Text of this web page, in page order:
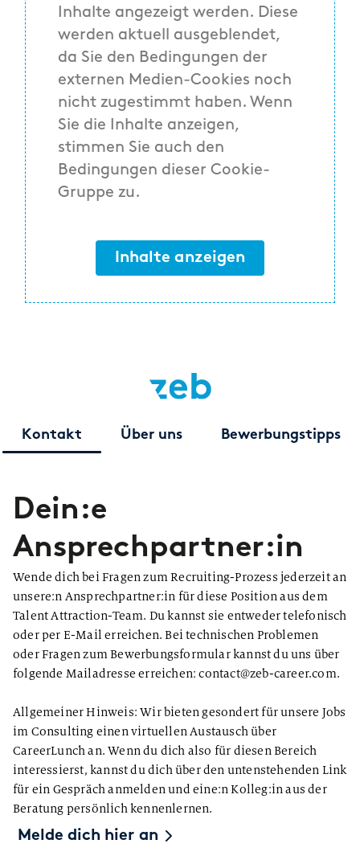
Inhalte angezeigt werden. Diese
werden aktuell ausgeblendet,
da Sie den Bedingungen der
externen Medien-Cookies noch
nicht zugestimmt haben. Wenn
Sie die Inhalte anzeigen,
stimmen Sie auch den
Bedingungen dieser Cookie-
Gruppe zu.
Inhalte anzeigen
Kontakt Über uns Bewerbungstipps
Dein:e
Ansprechpartner:in
Wende dich bei Fragen zum Recruiting-Prozess jederzeit an
unsere:n Ansprechpartner:in für diese Position aus dem
Talent Attraction-Team. Du kannst sie entweder telefonisch
oder per E-Mail erreichen. Bei technischen Problemen
oder Fragen zum Bewerbungsformular kannst du uns über
folgende Mailadresse erreichen: contact@zeb-career.com.
Allgemeiner Hinweis: Wir bieten gesondert für unsere Jobs
im Consulting einen virtuellen Austausch über
CareerLunch an. Wenn du dich also für diesen Bereich
interessierst, kannst du dich über den untenstehenden Link
für ein Gespräch anmelden und eine:n Kolleg:in aus der
Beratung persönlich kennenlernen.
Melde dich hier an